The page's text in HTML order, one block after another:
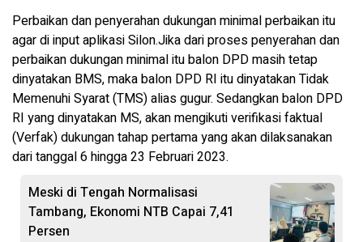
Perbaikan dan penyerahan dukungan minimal perbaikan itu
agar di input aplikasi Silon.Jika dari proses penyerahan dan
perbaikan dukungan minimal itu balon DPD masih tetap
dinyatakan BMS, maka balon DPD RI itu dinyatakan Tidak
Memenuhi Syarat (TMS) alias gugur. Sedangkan balon DPD
RI yang dinyatakan MS, akan mengikuti verifikasi faktual
(Verfak) dukungan tahap pertama yang akan dilaksanakan
dari tanggal 6 hingga 23 Februari 2023.
Meski di Tengah Normalisasi
Tambang, Ekonomi NTB Capai 7,41
Persen